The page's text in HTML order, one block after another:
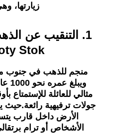
زيارتها،
1. التنقيب عن
Stok
منجم للذهب في جنوب
مثالي للعائلة للإستمتاع
جولات ترفيهية
الأرض داخل قارب
الأشخاص أو ترام